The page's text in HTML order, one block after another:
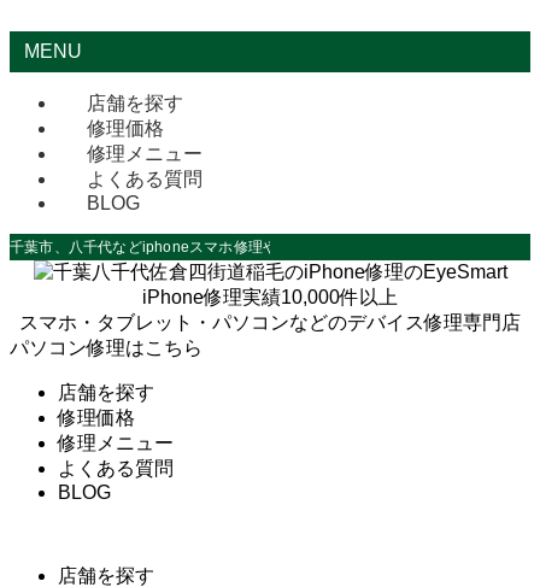
MENU
店舗を探す
修理価格
修理メニュー
よくある質問
BLOG
千葉市、八千代などiphoneスマホ修理やデータ救出なら
iPhone修理実績10,000件以上
スマホ・タブレット・パソコンなどのデバイス修理専門店
パソコン修理はこちら
店舗を探す
修理価格
修理メニュー
よくある質問
BLOG
店舗を探す